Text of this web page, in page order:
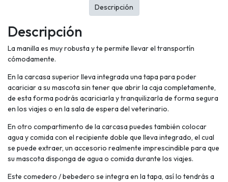
Descripción
La manilla es muy robusta y te permite llevar el transportín
cómodamente.
En la carcasa superior lleva integrada una tapa para poder
acariciar a su mascota sin tener que abrir la caja completamente,
de esta forma podrás acariciarla y tranquilizarla de forma segura
en los viajes o en la sala de espera del veterinario.
En otro compartimento de la carcasa puedes también colocar
agua y comida con el recipiente doble que lleva integrado, el cual
se puede extraer, un accesorio realmente imprescindible para que
su mascota disponga de agua o comida durante los viajes.
Este comedero / bebedero se integra en la tapa, así lo tendrás a
Descripción